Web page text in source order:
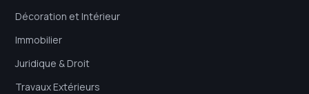
Décoration et Intérieur
Immobilier
Juridique & Droit
Travaux Extérieurs